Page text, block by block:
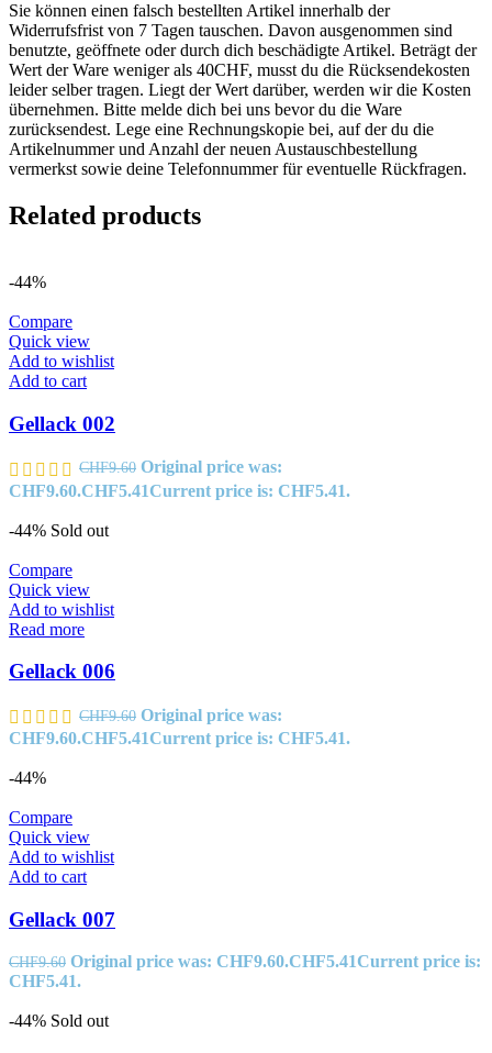
Sie können einen falsch bestellten Artikel innerhalb der
Widerrufsfrist von 7 Tagen tauschen. Davon ausgenommen sind
benutzte, geöffnete oder durch dich beschädigte Artikel. Beträgt der
Wert der Ware weniger als 40CHF, musst du die Rücksendekosten
leider selber tragen. Liegt der Wert darüber, werden wir die Kosten
übernehmen. Bitte melde dich bei uns bevor du die Ware
zurücksendest. Lege eine Rechnungskopie bei, auf der du die
Artikelnummer und Anzahl der neuen Austauschbestellung
vermerkst sowie deine Telefonnummer für eventuelle Rückfragen.
Related products
-44%
Compare
Quick view
Add to wishlist
Add to cart
Gellack 002
CHF9.60 Original price was:
CHF9.60.CHF5.41Current price is: CHF5.41.
-44% Sold out
Compare
Quick view
Add to wishlist
Read more
Gellack 006
CHF9.60 Original price was:
CHF9.60.CHF5.41Current price is: CHF5.41.
-44%
Compare
Quick view
Add to wishlist
Add to cart
Gellack 007
CHF9.60 Original price was: CHF9.60.CHF5.41Current price is:
CHF5.41.
-44% Sold out